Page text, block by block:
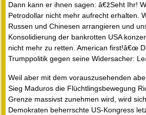
Dann kann er ihnen sagen: â€žSeht Ihr!
Petrodollar nicht mehr aufrecht erhalten.
Russen und Chinesen arrangieren und
Konsolidierung der bankrotten USA
nicht mehr zu retten. American first!â€œ
Trumppolitik gegen seine Widersacher:
Weil aber mit dem vorauszusehenden
Sieg Maduros die Flüchtlingsbewegung
Grenze massivst zunehmen wird, wird
Demokraten beherrschte US-Kongress